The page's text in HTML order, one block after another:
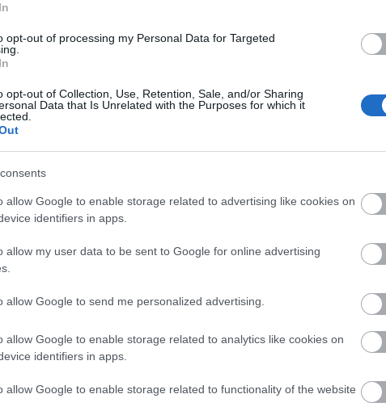
opt-out of processing my Personal Data for Targeted
opt-out of Collection, Use, Retention, Sale, and/or Sharing
Data that Is Unrelated with the Purposes for which it
allow Google to enable storage related to advertising like cookies on
identifiers in apps.
allow my user data to be sent to Google for online advertising
allow Google to send me personalized advertising.
allow Google to enable storage related to analytics like cookies on
identifiers in apps.
allow Google to enable storage related to functionality of the website
éppen annak az épületnek a kultúrházi avató
otthona. Az előadás rendezője
harmadik szerepét játssza a Duna-parti
be a színház új művészei:Páder Petra
Fritz
második felében a Stúdiószínpadon
ésJászberényi Gáborjátsszák. A nagyterem utolsó
zenés játék. Az előadást
3 gyerekszínházi bemutatót és egy
műsorra tűz. A Bartók Táncszínház
Play (játszótéri
Az est koreográfus-rendezői:Papp Évaés